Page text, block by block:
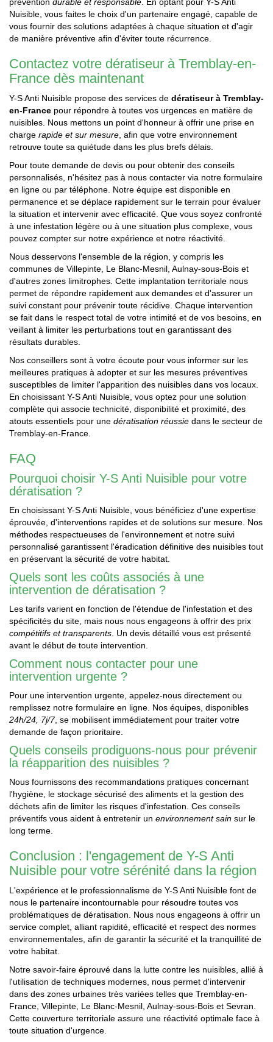
Nuisible, vous faites le choix d'un partenaire engagé, capable de
vous fournir des solutions adaptées à chaque situation et d'agir
de manière préventive afin d'éviter toute récurrence.
Contactez votre dératiseur à Tremblay-en-
France dès maintenant
Y-S Anti Nuisible propose des services de dératiseur à Tremblay-
en-France pour répondre à toutes vos urgences en matière de
nuisibles. Nous mettons un point d'honneur à offrir une prise en
charge rapide et sur mesure , afin que votre environnement
retrouve toute sa quiétude dans les plus brefs délais.
Pour toute demande de devis ou pour obtenir des conseils
personnalisés, n'hésitez pas à nous contacter via notre formulaire
en ligne ou par téléphone. Notre équipe est disponible en
permanence et se déplace rapidement sur le terrain pour évaluer
la situation et intervenir avec efficacité. Que vous soyez confronté
à une infestation légère ou à une situation plus complexe, vous
pouvez compter sur notre expérience et notre réactivité.
Nous desservons l'ensemble de la région, y compris les
communes de Villepinte, Le Blanc-Mesnil, Aulnay-sous-Bois et
d'autres zones limitrophes. Cette implantation territoriale nous
permet de répondre rapidement aux demandes et d'assurer un
suivi constant pour prévenir toute récidive. Chaque intervention
se fait dans le respect total de votre intimité et de vos besoins, en
veillant à limiter les perturbations tout en garantissant des
résultats durables.
Nos conseillers sont à votre écoute pour vous informer sur les
meilleures pratiques à adopter et sur les mesures préventives
susceptibles de limiter l'apparition des nuisibles dans vos locaux.
En choisissant Y-S Anti Nuisible, vous optez pour une solution
complète qui associe technicité, disponibilité et proximité, des
atouts essentiels pour une dératisation réussie dans le secteur de
Tremblay-en-France.
FAQ
Pourquoi choisir Y-S Anti Nuisible pour votre
dératisation ?
En choisissant Y-S Anti Nuisible, vous bénéficiez d'une expertise
éprouvée, d'interventions rapides et de solutions sur mesure. Nos
méthodes respectueuses de l'environnement et notre suivi
personnalisé garantissent l'éradication définitive des nuisibles tout
en préservant la sécurité de votre habitat.
Quels sont les coûts associés à une
intervention de dératisation ?
Les tarifs varient en fonction de l'étendue de l'infestation et des
spécificités du site, mais nous nous engageons à offrir des prix
compétitifs et transparents . Un devis détaillé vous est présenté
avant le début de toute intervention.
Comment nous contacter pour une
intervention urgente ?
Pour une intervention urgente, appelez-nous directement ou
remplissez notre formulaire en ligne. Nos équipes, disponibles
24h/24, 7j/7, se mobilisent immédiatement pour traiter votre
demande de façon prioritaire.
Quels conseils prodiguons-nous pour prévenir
la réapparition des nuisibles ?
Nous fournissons des recommandations pratiques concernant
l'hygiène, le stockage sécurisé des aliments et la gestion des
déchets afin de limiter les risques d'infestation. Ces conseils
préventifs vous aident à entretenir un environnement sain sur le
long terme.
Conclusion : l'engagement de Y-S Anti
Nuisible pour votre sérénité dans la région
L'expérience et le professionnalisme de Y-S Anti Nuisible font de
nous le partenaire incontournable pour résoudre toutes vos
problématiques de dératisation. Nous nous engageons à offrir un
service complet, alliant rapidité, efficacité et respect des normes
environnementales, afin de garantir la sécurité et la tranquillité de
votre habitat.
Notre savoir-faire éprouvé dans la lutte contre les nuisibles, allié à
l'utilisation de techniques modernes, nous permet d'intervenir
dans des zones urbaines très variées telles que Tremblay-en-
France, Villepinte, Le Blanc-Mesnil, Aulnay-sous-Bois et Sevran.
Cette couverture territoriale assure une réactivité optimale face à
toute situation d'urgence.